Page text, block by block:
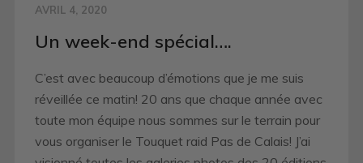
AVRIL 4, 2020
Un week-end spécial….
C’est avec beaucoup d’émotions que je me suis
réveillée ce matin! 20 ans que chaque année avec
toute mon équipe nous sommes sur le terrain pour
vous organiser le Touquet raid Pas de Calais! J’ai